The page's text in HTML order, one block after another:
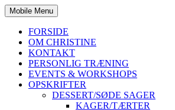
Mobile Menu
FORSIDE
OM CHRISTINE
KONTAKT
PERSONLIG TRÆNING
EVENTS & WORKSHOPS
OPSKRIFTER
DESSERT/SØDE SAGER
KAGER/TÆRTER